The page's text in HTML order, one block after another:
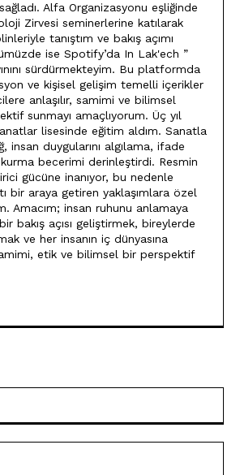
Alfa Organizasyonu eşliğinde
Zirvesi seminerlerine katılarak
tanıştım ve bakış açımı
ise Spotify’da In Lak'ech ”
sürdürmekteyim. Bu platformda
ve kişisel gelişim temelli içerikler
anlaşılır, samimi ve bilimsel
sunmayı amaçlıyorum. Üç yıl
lisesinde eğitim aldım. Sanatla
insan duygularını algılama, ifade
becerimi derinleştirdi. Resmin
gücüne inanıyor, bu nedenle
bir araya getiren yaklaşımlara özel
Amacım; insan ruhunu anlamaya
bakış açısı geliştirmek, bireylerde
ve her insanın iç dünyasına
etik ve bilimsel bir perspektif